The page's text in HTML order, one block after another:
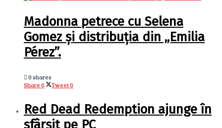
Madonna petrece cu Selena
Gomez și distribuția din „Emilia
Pérez”.
0 shares
Share0 Tweet0
Red Dead Redemption ajunge în
sfârșit pe PC